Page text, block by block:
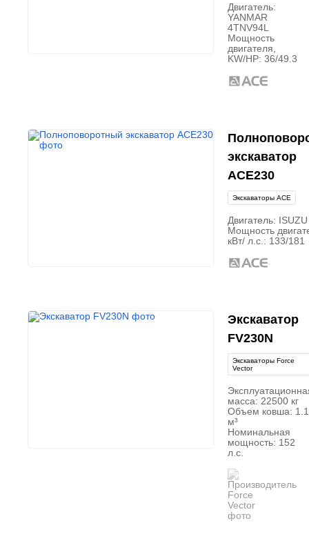
Двигатель:
YANMAR
4TNV94L
Мощность
двигателя,
KW/HP: 36/49.3
экскаватор
ACE230
Экскаваторы ACE
Двигатель:
Мощность
кВт/ л.с.: 133/181
Экскаватор
FV230N
Экскаваторы Force
Vector
масса: 22500 кг
Объем ковша: 1.1
м³
Номинальная
мощность: 152
л.с.